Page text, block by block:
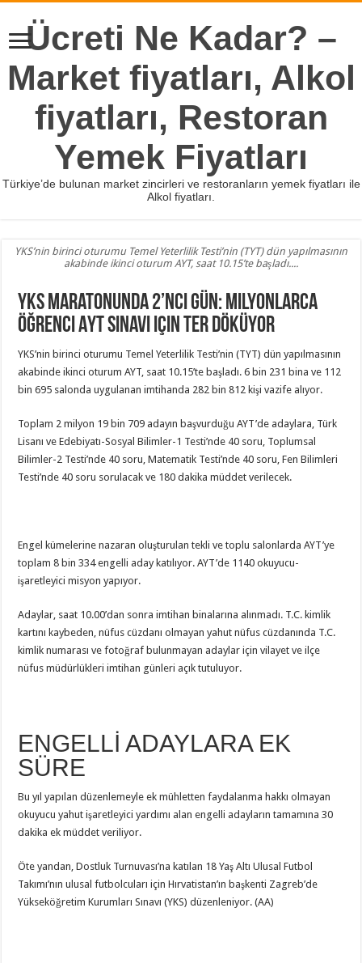
Ücreti Ne Kadar? –
Market fiyatları, Alkol
fiyatları, Restoran
Yemek Fiyatları
Türkiye’de bulunan market zincirleri ve restoranların yemek fiyatları ile
Alkol fiyatları.
YKS’nin birinci oturumu Temel Yeterlilik Testi’nin (TYT) dün yapılmasının
akabinde ikinci oturum AYT, saat 10.15’te başladı....
YKS maratonunda 2’nci gün: Milyonlarca
öğrenci AYT sınavı için ter döküyor
YKS’nin birinci oturumu Temel Yeterlilik Testi’nin (TYT) dün yapılmasının
akabinde ikinci oturum AYT, saat 10.15’te başladı. 6 bin 231 bina ve 112
bin 695 salonda uygulanan imtihanda 282 bin 812 kişi vazife alıyor.
Toplam 2 milyon 19 bin 709 adayın başvurduğu AYT’de adaylara, Türk
Lisanı ve Edebiyatı-Sosyal Bilimler-1 Testi’nde 40 soru, Toplumsal
Bilimler-2 Testi’nde 40 soru, Matematik Testi’nde 40 soru, Fen Bilimleri
Testi’nde 40 soru sorulacak ve 180 dakika müddet verilecek.
Engel kümelerine nazaran oluşturulan tekli ve toplu salonlarda AYT’ye
toplam 8 bin 334 engelli aday katılıyor. AYT’de 1140 okuyucu-
işaretleyici misyon yapıyor.
Adaylar, saat 10.00’dan sonra imtihan binalarına alınmadı. T.C. kimlik
kartını kaybeden, nüfus cüzdanı olmayan yahut nüfus cüzdanında T.C.
kimlik numarası ve fotoğraf bulunmayan adaylar için vilayet ve ilçe
nüfus müdürlükleri imtihan günleri açık tutuluyor.
ENGELLİ ADAYLARA EK
SÜRE
Bu yıl yapılan düzenlemeyle ek mühletten faydalanma hakkı olmayan
okuyucu yahut işaretleyici yardımı alan engelli adayların tamamına 30
dakika ek müddet veriliyor.
Öte yandan, Dostluk Turnuvası’na katılan 18 Yaş Altı Ulusal Futbol
Takımı’nın ulusal futbolcuları için Hırvatistan’ın başkenti Zagreb’de
Yükseköğretim Kurumları Sınavı (YKS) düzenleniyor. (AA)